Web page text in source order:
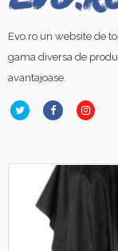
Evo.ro un website de
gama diversa de
avantajoase.